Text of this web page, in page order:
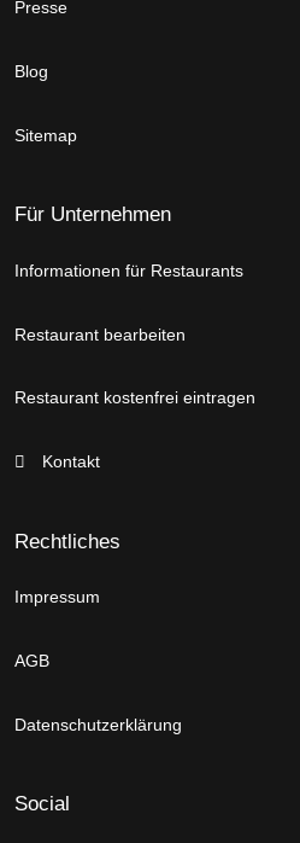
Presse
Blog
Sitemap
Für Unternehmen
Informationen für Restaurants
Restaurant bearbeiten
Restaurant kostenfrei eintragen
Kontakt
Rechtliches
Impressum
AGB
Datenschutzerklärung
Social